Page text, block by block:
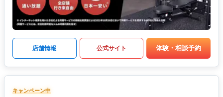
店舗情報 公式サイト 体験・相談予約
キャンペーン中